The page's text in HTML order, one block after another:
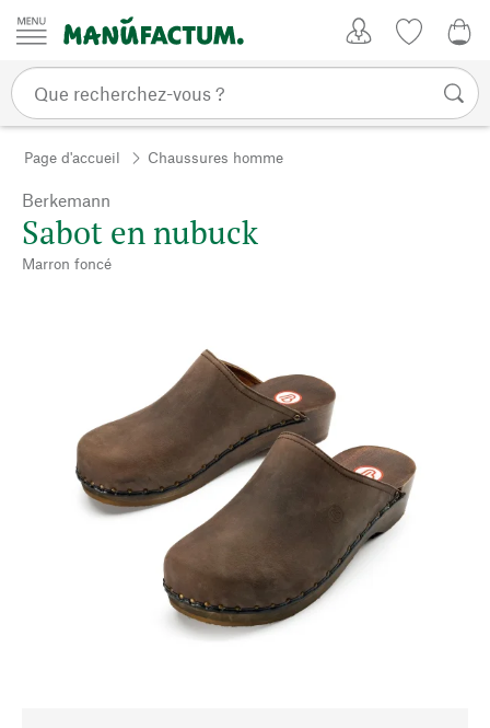
Passer au contenu
Page d'accueil Chaussures homme
Berkemann
Sabot en nubuck
Marron foncé